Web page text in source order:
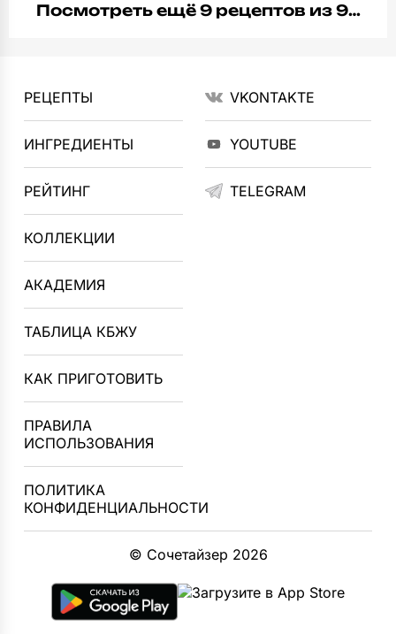
Посмотреть ещё 9 рецептов из 9…
РЕЦЕПТЫ
ИНГРЕДИЕНТЫ
РЕЙТИНГ
КОЛЛЕКЦИИ
АКАДЕМИЯ
ТАБЛИЦА КБЖУ
КАК ПРИГОТОВИТЬ
ПРАВИЛА
ИСПОЛЬЗОВАНИЯ
ПОЛИТИКА
КОНФИДЕНЦИАЛЬНОСТИ
VKONTAKTE
YOUTUBE
TELEGRAM
© Сочетайзер 2026